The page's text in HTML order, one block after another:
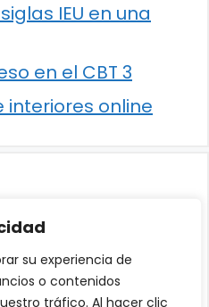
su experiencia de
o contenidos
tráfico. Al hacer clic
IEU en una
en el CBT 3
interiores online